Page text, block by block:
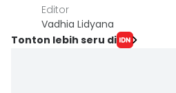
Editor
Vadhia Lidyana
Tonton lebih seru di